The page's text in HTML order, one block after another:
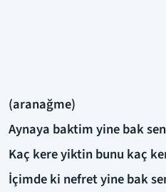
(aranağme)
Aynaya baktim yine bak sen
Kaç kere yiktin bunu kaç
İçimde ki nefret yine bak